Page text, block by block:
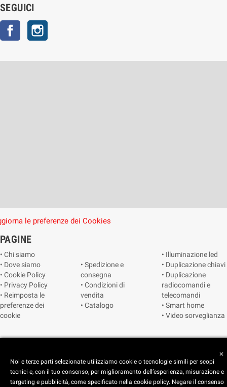
SEGUICI
Facebook
le preferenze dei Cookies
PAGINE
• Chi siamo
• Dove siamo
• Cookie Policy
• Privacy Policy
• Reimposta le
preferenze dei
cookie
• Spedizione e
consegna
• Condizioni di
vendita
• Catalogo
• Illuminazione led
• Duplicazione chiavi
• Duplicazione
radiocomandi e
telecomandi
• Smart home
• Video sorveglianza
close
Noi e terze parti selezionate utilizziamo cookie o tecnologie simili per scopi
tecnici e, con il tuo consenso, per miglioramento dell’esperienza, misurazione e
targeting e pubblicità, come specificato nella cookie policy. Negare il consenso